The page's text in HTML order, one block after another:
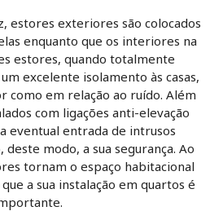
estores exteriores são colocados
enquanto que os interiores na
estores, quando totalmente
excelente isolamento às casas,
como em relação ao ruído. Além
com ligações anti-elevação
eventual entrada de intrusos
modo, a sua segurança. Ao
tornam o espaço habitacional
a sua instalação em quartos é